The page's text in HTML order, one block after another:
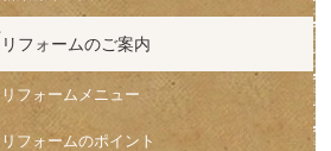
リフォームのご案内
リフォームメニュー
リフォームのポイント